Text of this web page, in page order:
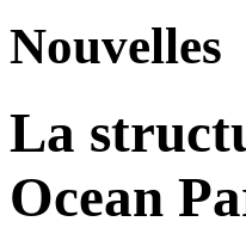
Nouvelles
La
Ocean